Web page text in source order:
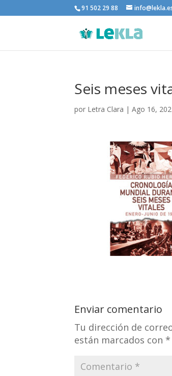
91 502 29 88
Seis meses
por Letra Clara | Ago 16,
Enviar comentario
Tu dirección de
están marcados con *